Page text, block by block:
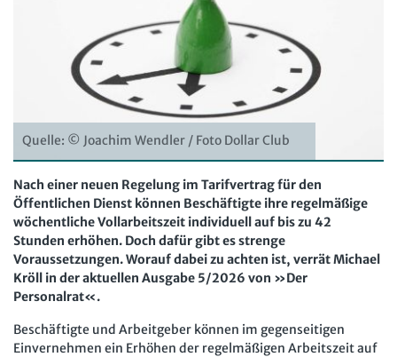
Betriebsrat und Mitbestimmung
Arbeitsschutz und Mitbestimmung
Schwerbehindertenrecht und Inklusion
Arbeit und Recht
Soziales Recht
Digitales Arbeits- und Sozialrecht
Soziale Sicherheit
Beschäftigtendatenschutz online
Personalratswissen online
Schwerbehindertenrecht online
Arbeitszeit online
KI-Praxis Arbeitsrecht online
JAV-Praxis online
Bund SHOP
mein Bund-Online
Presse Interne Meldestelle Verträge kündigen
Datenschutz
AGB Impressum
Kontakt
Erklärung zur Barrierefreiheit
Widerruf
Verlag
Karriere Buchhandel
Quelle: © Joachim Wendler / Foto Dollar Club
Nach einer neuen Regelung im Tarifvertrag für den
Öffentlichen Dienst können Beschäftigte ihre regelmäßige
wöchentliche Vollarbeitszeit individuell auf bis zu 42
Stunden erhöhen. Doch dafür gibt es strenge
Voraussetzungen. Worauf dabei zu achten ist, verrät Michael
Kröll in der aktuellen Ausgabe 5/2026 von »Der
Personalrat«.
Beschäftigte und Arbeitgeber können im gegenseitigen
Einvernehmen ein Erhöhen der regelmäßigen Arbeitszeit auf